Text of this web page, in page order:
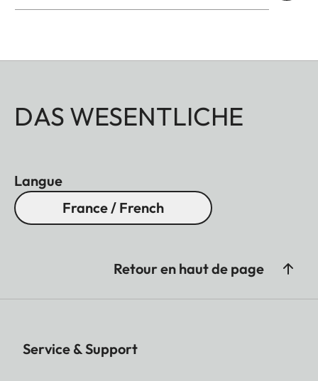
DAS WESENTLICHE
Langue
France / French
Retour en haut de page
Service & Support